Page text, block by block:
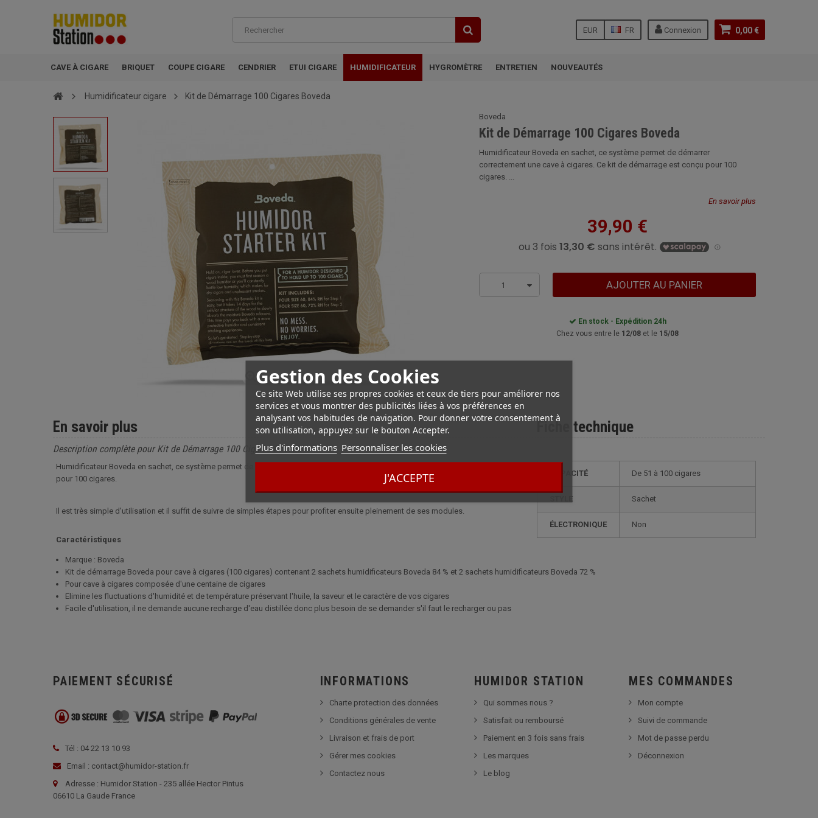
0,00 €
Connexion
FR
EUR
CAVE À CIGARE BRIQUET COUPE CIGARE CENDRIER ETUI CIGARE HUMIDIFICATEUR HYGROMÈTRE ENTRETIEN NOUVEAUTÉS
Gestion des Cookies
Ce site Web utilise ses propres cookies et ceux de tiers pour améliorer nos
services et vous montrer des publicités liées à vos préférences en
analysant vos habitudes de navigation. Pour donner votre consentement à
son utilisation, appuyez sur le bouton Accepter.
Plus d'informations Personnaliser les cookies
J'ACCEPTE
Humidificateur cigare Kit de Démarrage 100 Cigares Boveda
Boveda
Kit de Démarrage 100 Cigares Boveda
Humidificateur Boveda en sachet, ce système permet de démarrer
correctement une cave à cigares. Ce kit de démarrage est conçu pour 100
cigares. ...
En savoir plus
39,90 €
1 AJOUTER AU PANIER
En stock - Expédition 24h
Chez vous entre le 12/08 et le 15/08
Fiche technique
CAPACITÉ de 51 à 100 cigares
STYLE sachet
ÉLECTRONIQUE non
En savoir plus
Description complète pour Kit de Démarrage 100 Cigares Boveda
Humidificateur Boveda en sachet, ce système permet de démarrer correctement une cave à cigares. Ce kit de démarrage est conçu
pour 100 cigares.
Il est très simple d'utilisation et il suffit de suivre de simples étapes pour profiter ensuite pleinement de ses modules.
Caractéristiques
Marque : Boveda
Kit de démarrage Boveda pour cave à cigares (100 cigares) contenant 2 sachets humidificateurs Boveda 84 % et 2 sachets humidificateurs Boveda 72 %
Pour cave à cigares composée d'une centaine de cigares
Elimine les fluctuations d'humidité et de température préservant l'huile, la saveur et le caractère de vos cigares
Facile d'utilisation, il ne demande aucune recharge d'eau distillée donc plus besoin de se demander s'il faut le recharger ou pas
PAIEMENT SÉCURISÉ
Tél : 04 22 13 10 93
Email : contact@humidor-station.fr
Adresse : Humidor Station - 235 allée Hector Pintus
06610 La Gaude France
INFORMATIONS
Charte protection des données
Conditions générales de vente
Livraison et frais de port
Gérer mes cookies
Contactez nous
HUMIDOR STATION
Qui sommes nous ?
Satisfait ou remboursé
Paiement en 3 fois sans frais
Les marques
Le blog
MES COMMANDES
Mon compte
Suivi de commande
Mot de passe perdu
Déconnexion